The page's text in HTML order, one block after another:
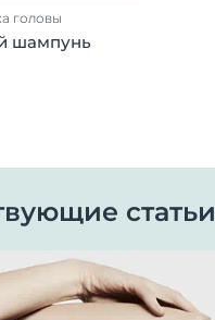
головы
шампунь
статьи